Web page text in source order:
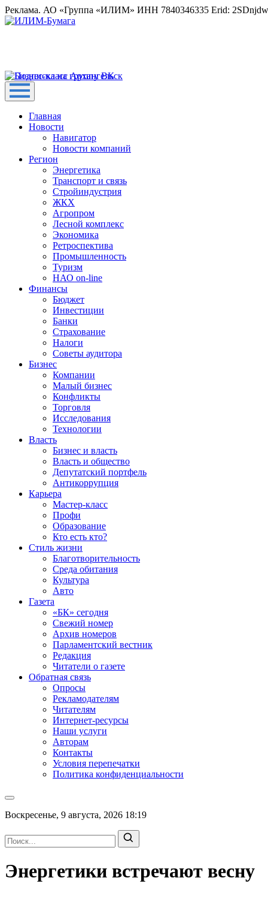
Реклама. АО «Группа «ИЛИМ» ИНН 7840346335 Erid:
Главная
Новости
Навигатор
Новости компаний
Регион
Энергетика
Транспорт и связь
Стройиндустрия
ЖКХ
Агропром
Лесной комплекс
Экономика
Ретроспектива
Промышленность
Туризм
НАО on-line
Финансы
Бюджет
Инвестиции
Банки
Страхование
Налоги
Советы аудитора
Бизнес
Компании
Малый бизнес
Конфликты
Торговля
Исследования
Технологии
Власть
Бизнес и власть
Власть и общество
Депутатский портфель
Антикоррупция
Карьера
Мастер-класс
Профи
Образование
Кто есть кто?
Стиль жизни
Благотворительность
Среда обитания
Культура
Авто
Газета
«БК» сегодня
Свежий номер
Архив номеров
Парламентский вестник
Редакция
Читатели о газете
Обратная связь
Опросы
Рекламодателям
Читателям
Интернет-ресурсы
Наши услуги
Авторам
Контакты
Условия перепечатки
Политика конфиденциальности
Воскресенье, 9 августа, 2026 18:19
Энергетики встречают весну